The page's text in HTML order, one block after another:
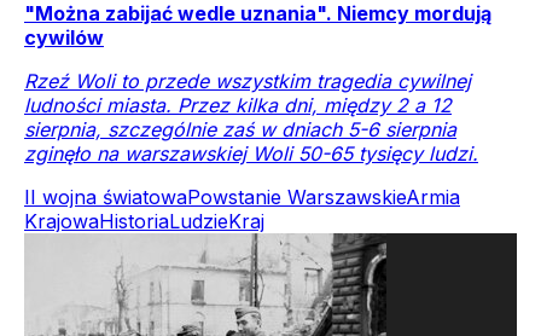
"Można zabijać wedle uznania". Niemcy mordują
cywilów
Rzeź Woli to przede wszystkim tragedia cywilnej
ludności miasta. Przez kilka dni, między 2 a 12
sierpnia, szczególnie zaś w dniach 5-6 sierpnia
zginęło na warszawskiej Woli 50-65 tysięcy ludzi.
II wojna światowaPowstanie WarszawskieArmia
KrajowaHistoriaLudzieKraj